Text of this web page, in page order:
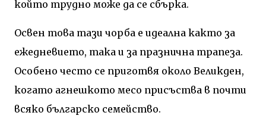
който трудно може да се сбърка.
Освен това тази чорба е идеална както за
ежедневието, така и за празнична трапеза.
Особено често се приготвя около Великден,
когато агнешкото месо присъства в почти
всяко българско семейство.